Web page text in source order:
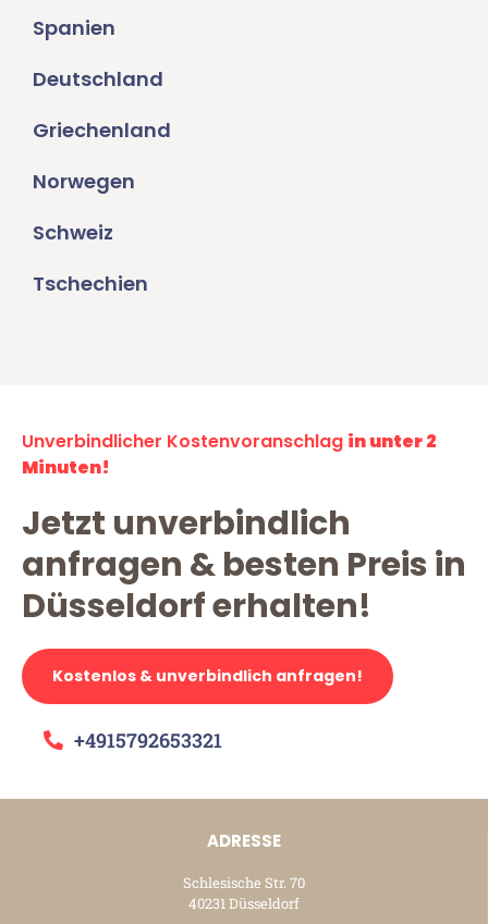
Spanien
Deutschland
Griechenland
Norwegen
Schweiz
Tschechien
Unverbindlicher Kostenvoranschlag in unter 2
Minuten!
Jetzt unverbindlich
anfragen & besten Preis in
Düsseldorf erhalten!
Kostenlos & unverbindlich anfragen!
+4915792653321
ADRESSE
Schlesische Str. 70
40231 Düsseldorf